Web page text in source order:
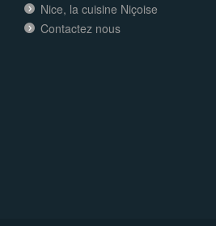
Nice, la cuisine Niçoise
Contactez nous